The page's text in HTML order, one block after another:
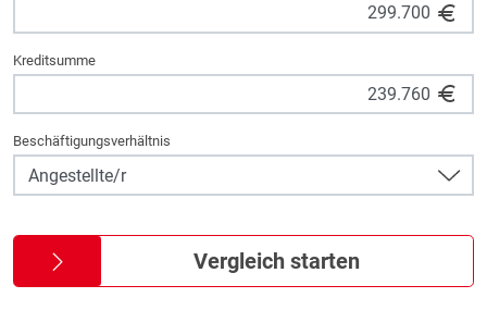
Kreditsumme
Beschäftigungsverhältnis
Vergleich starten